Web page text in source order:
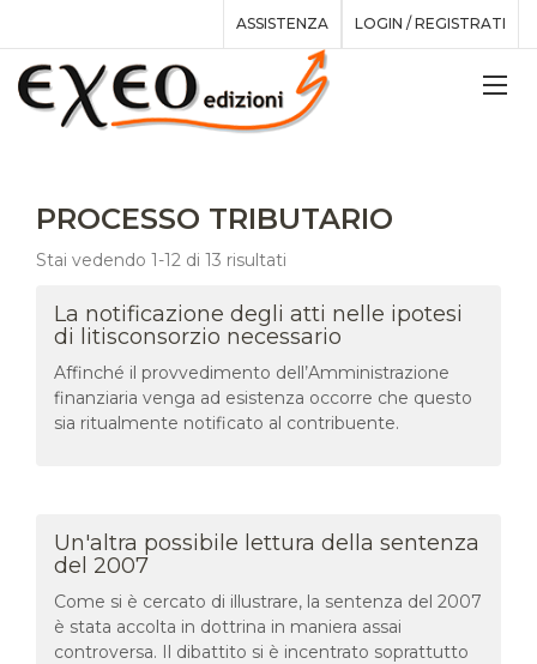
ASSISTENZA LOGIN / REGISTRATI
PROCESSO TRIBUTARIO
Stai vedendo 1-12 di 13 risultati
La notificazione degli atti nelle ipotesi
di litisconsorzio necessario
Affinché il provvedimento dell’Amministrazione
finanziaria venga ad esistenza occorre che questo
sia ritualmente notificato al contribuente.
Un'altra possibile lettura della sentenza
del 2007
Come si è cercato di illustrare, la sentenza del 2007
è stata accolta in dottrina in maniera assai
controversa. Il dibattito si è incentrato soprattutto